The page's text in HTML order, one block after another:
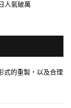
人氣破萬
式的重製，以及合理